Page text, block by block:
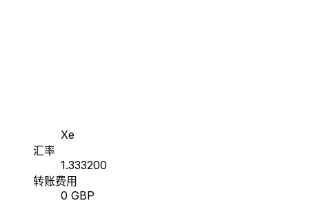
Xe
汇率
1.333200
转账费用
0 GBP